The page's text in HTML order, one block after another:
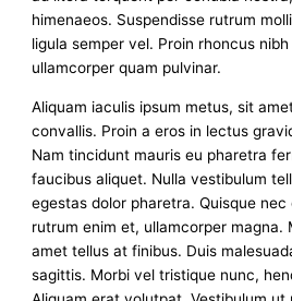
himenaeos. Suspendisse rutrum
ligula semper vel. Proin rhoncus
ullamcorper quam pulvinar.
Aliquam iaculis ipsum metus, sit
convallis. Proin a eros in lectus
Nam tincidunt mauris eu pharetra
faucibus aliquet. Nulla vestibulum
egestas dolor pharetra. Quisque nec
rutrum enim et, ullamcorper magna.
amet tellus at finibus. Duis
sagittis. Morbi vel tristique nunc,